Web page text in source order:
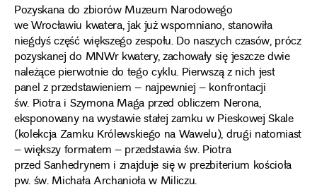
Pozyskana do zbiorów Muzeum Narodowego
we Wrocławiu kwatera, jak już wspomniano, stanowiła
niegdyś część większego zespołu. Do naszych czasów, prócz
pozyskanej do MNWr kwatery, zachowały się jeszcze dwie
należące pierwotnie do tego cyklu. Pierwszą z nich jest
panel z przedstawieniem – najpewniej – konfrontacji
św. Piotra i Szymona Maga przed obliczem Nerona,
eksponowany na wystawie stałej zamku w Pieskowej Skale
(kolekcja Zamku Królewskiego na Wawelu), drugi natomiast
– większy formatem – przedstawia św. Piotra
przed Sanhedrynem i znajduje się w prezbiterium kościoła
pw. św. Michała Archanioła w Miliczu.